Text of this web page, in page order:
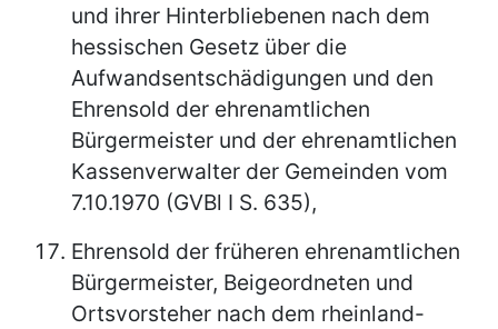
und ihrer Hinterbliebenen nach dem
hessischen Gesetz über die
Aufwandsentschädigungen und den
Ehrensold der ehrenamtlichen
Bürgermeister und der ehrenamtlichen
Kassenverwalter der Gemeinden vom
7.10.1970 (GVBl I S. 635),
Ehrensold der früheren ehrenamtlichen
Bürgermeister, Beigeordneten und
Ortsvorsteher nach dem rheinland-